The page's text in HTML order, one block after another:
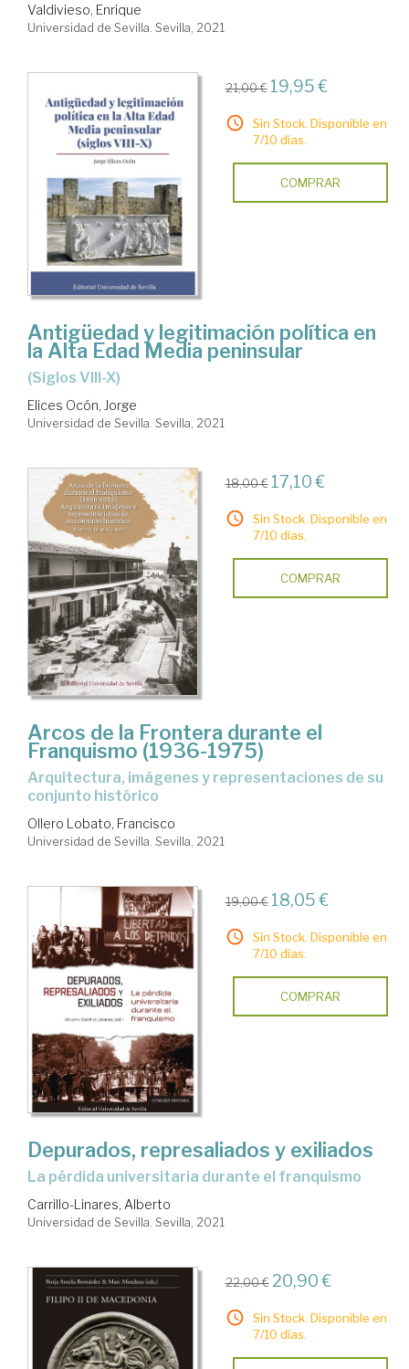
Valdivieso, Enrique
Universidad de Sevilla. Sevilla, 2021
21,00 € 19,95 €
Sin Stock. Disponible en
7/10 días.
COMPRAR
Antigüedad y legitimación política en
la Alta Edad Media peninsular
(siglos VIII-X)
Elices Ocón, Jorge
Universidad de Sevilla. Sevilla, 2021
18,00 € 17,10 €
Sin Stock. Disponible en
7/10 días.
COMPRAR
Arcos de la Frontera durante el
Franquismo (1936-1975)
arquitectura, imágenes y representaciones de su
conjunto histórico
Ollero Lobato, Francisco
Universidad de Sevilla. Sevilla, 2021
19,00 € 18,05 €
Sin Stock. Disponible en
7/10 días.
COMPRAR
Depurados, represaliados y exiliados
la pérdida universitaria durante el franquismo
Carrillo-Linares, Alberto
Universidad de Sevilla. Sevilla, 2021
22,00 € 20,90 €
Sin Stock. Disponible en
7/10 días.